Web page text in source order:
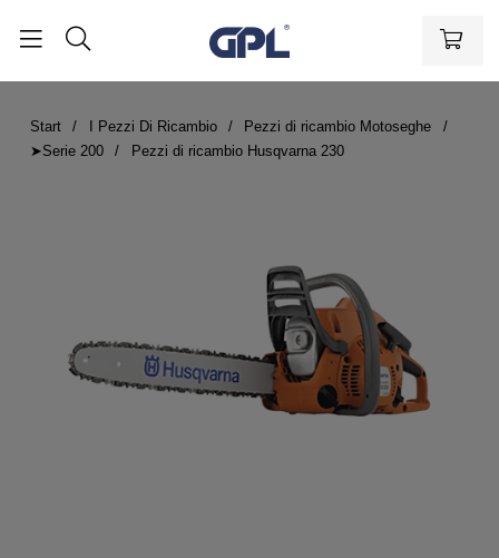
Start I Pezzi Di Ricambio
Pezzi di ricambio Motoseghe
➤Serie 200
Pezzi di ricambio Husqvarna 230